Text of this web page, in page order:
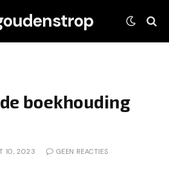
boekhouding
10, 2023 GEEN REACTIES